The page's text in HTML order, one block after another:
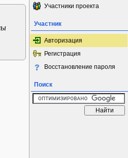
Участники проекта
Участник
Авторизация
Регистрация
Восстановление пароля
Поиск